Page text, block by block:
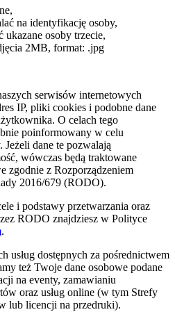
na identyfikację osoby,
ukazane osoby trzecie,
2MB, format: .jpg
serwisów internetowych
IP, pliki cookies i podobne dane
O celach tego
poinformowany w celu
dane te pozwalają
wówczas będą traktowane
zgodnie z Rozporządzeniem
2016/679 (RODO).
i podstawy przetwarzania oraz
RODO znajdziesz w Polityce
.
usług dostępnych za pośrednictwem
też Twoje dane osobowe podane
na eventy, zamawianiu
oraz usług online (w tym Strefy
lub licencji na przedruki).